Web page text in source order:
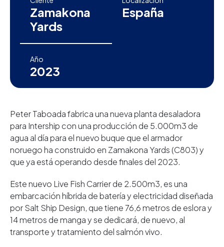
Zamakona
Yards
España
Año
2023
Peter Taboada fabrica una nueva planta desaladora
para Intership con una producción de 5.000m3 de
agua al día para el nuevo buque que el armador
noruego ha construido en Zamakona Yards (C803) y
que ya está operando desde finales del 2023.
Este nuevo Live Fish Carrier de 2.500m3, es una
embarcación híbrida de batería y electricidad diseñada
por Salt Ship Design, que tiene 76,6 metros de eslora y
14 metros de manga y se dedicará, de nuevo, al
transporte y tratamiento del salmón vivo.